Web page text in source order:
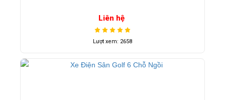
Liên hệ
Lượt xem: 2658